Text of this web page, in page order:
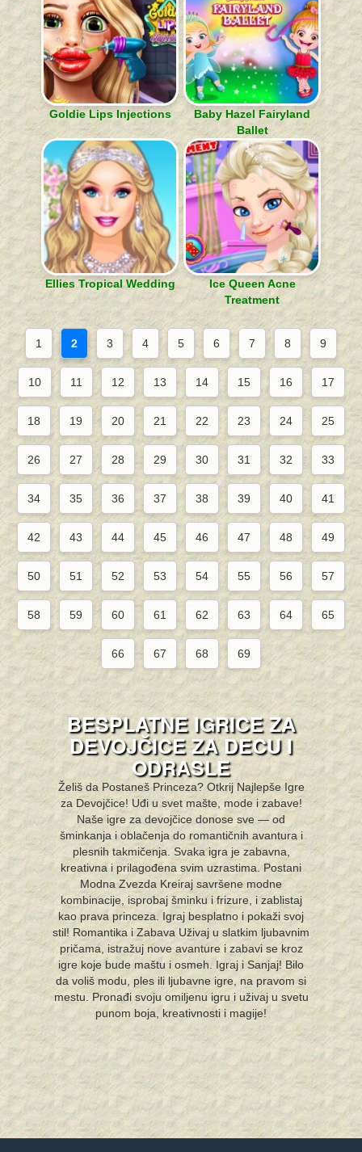
Goldie Lips Injections
Baby Hazel Fairyland
Ballet
Ellies Tropical Wedding
Ice Queen Acne
Treatment
1 2 3 4 5 6 7 8 9
10 11 12 13 14 15 16 17
18 19 20 21 22 23 24 25
26 27 28 29 30 31 32 33
34 35 36 37 38 39 40 41
42 43 44 45 46 47 48 49
50 51 52 53 54 55 56 57
58 59 60 61 62 63 64 65
66 67 68 69
BESPLATNE IGRICE ZA
DEVOJČICE ZA DECU I
ODRASLE
Želiš da Postaneš Princeza? Otkrij Najlepše Igre
za Devojčice! Uđi u svet mašte, mode i zabave!
Naše igre za devojčice donose sve — od
šminkanja i oblačenja do romantičnih avantura i
plesnih takmičenja. Svaka igra je zabavna,
kreativna i prilagođena svim uzrastima. Postani
Modna Zvezda Kreiraj savršene modne
kombinacije, isprobaj šminku i frizure, i zablistaj
kao prava princeza. Igraj besplatno i pokaži svoj
stil! Romantika i Zabava Uživaj u slatkim ljubavnim
pričama, istražuj nove avanture i zabavi se kroz
igre koje bude maštu i osmeh. Igraj i Sanjaj! Bilo
da voliš modu, ples ili ljubavne igre, na pravom si
mestu. Pronađi svoju omiljenu igru i uživaj u svetu
punom boja, kreativnosti i magije!